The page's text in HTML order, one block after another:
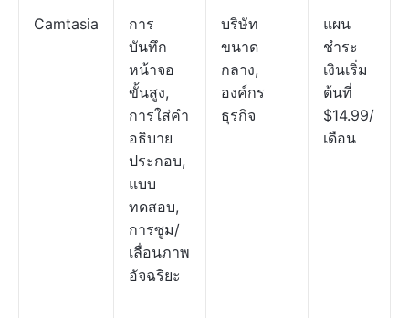
Camtasia
การ
บันทึก
หน้าจอ
ขั้นสูง,
การใส่คำ
อธิบาย
ประกอบ,
แบบ
ทดสอบ,
การซูม/
เลื่อนภาพ
อัจฉริยะ
บริษัท
ขนาด
กลาง,
องค์กร
ธุรกิจ
แผน
ชำระ
เงินเริ่ม
ต้นที่
$14.99/
เดือน